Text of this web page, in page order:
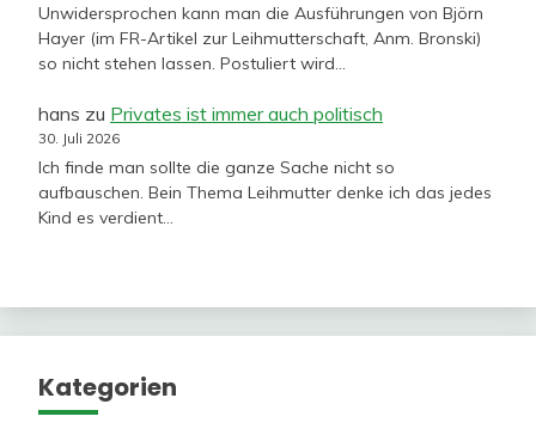
Unwidersprochen kann man die Ausführungen von Björn
Hayer (im FR-Artikel zur Leihmutterschaft, Anm. Bronski)
so nicht stehen lassen. Postuliert wird…
hans zu Privates ist immer auch politisch
30. Juli 2026
Ich finde man sollte die ganze Sache nicht so
aufbauschen. Bein Thema Leihmutter denke ich das jedes
Kind es verdient…
Kategorien